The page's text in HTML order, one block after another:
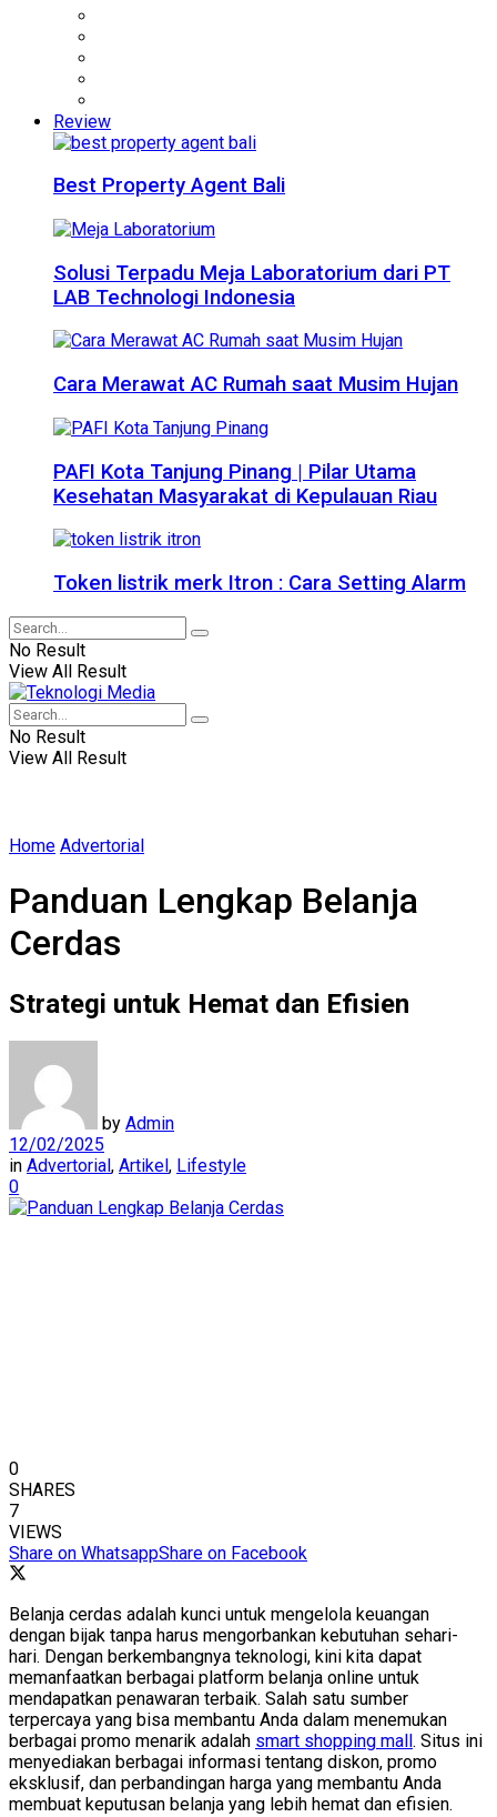
Review
Best Property Agent Bali
Solusi Terpadu Meja Laboratorium dari PT
LAB Technologi Indonesia
Cara Merawat AC Rumah saat Musim Hujan
PAFI Kota Tanjung Pinang | Pilar Utama
Kesehatan Masyarakat di Kepulauan Riau
Token listrik merk Itron : Cara Setting Alarm
No Result
View All Result
No Result
View All Result
Home Advertorial
Panduan Lengkap Belanja
Cerdas
Strategi untuk Hemat dan Efisien
by Admin
12/02/2025
in Advertorial , Artikel , Lifestyle
0
0
SHARES
7
VIEWS
Share on WhatsappShare on Facebook
Belanja cerdas adalah kunci untuk mengelola keuangan
dengan bijak tanpa harus mengorbankan kebutuhan sehari-
hari. Dengan berkembangnya teknologi, kini kita dapat
memanfaatkan berbagai platform belanja online untuk
mendapatkan penawaran terbaik. Salah satu sumber
terpercaya yang bisa membantu Anda dalam menemukan
berbagai promo menarik adalah smart shopping mall . Situs ini
menyediakan berbagai informasi tentang diskon, promo
eksklusif, dan perbandingan harga yang membantu Anda
membuat keputusan belanja yang lebih hemat dan efisien.